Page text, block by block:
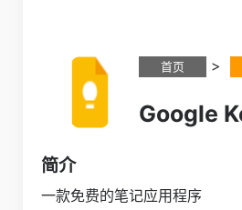
首页 >
Google
简介
一款免费的笔记应用程序